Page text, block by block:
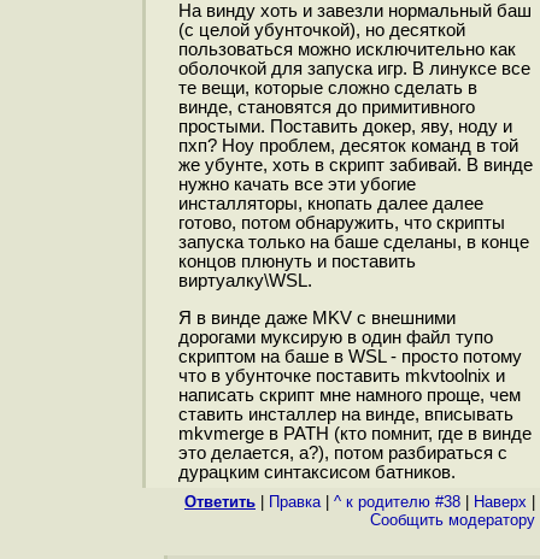
На винду хоть и завезли нормальный баш
(с целой убунточкой), но десяткой
пользоваться можно исключительно как
оболочкой для запуска игр. В линуксе все
те вещи, которые сложно сделать в
винде, становятся до примитивного
простыми. Поставить докер, яву, ноду и
пхп? Ноу проблем, десяток команд в той
же убунте, хоть в скрипт забивай. В винде
нужно качать все эти убогие
инсталляторы, кнопать далее далее
готово, потом обнаружить, что скрипты
запуска только на баше сделаны, в конце
концов плюнуть и поставить
виртуалку\WSL.
Я в винде даже MKV с внешними
дорогами муксирую в один файл тупо
скриптом на баше в WSL - просто потому
что в убунточке поставить mkvtoolnix и
написать скрипт мне намного проще, чем
ставить инсталлер на винде, вписывать
mkvmerge в PATH (кто помнит, где в винде
это делается, а?), потом разбираться с
дурацким синтаксисом батников.
Ответить Правка| ^ к родителю #38 Наверх
Cообщить модератору